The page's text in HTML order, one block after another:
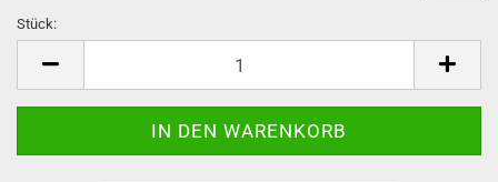
Stück: